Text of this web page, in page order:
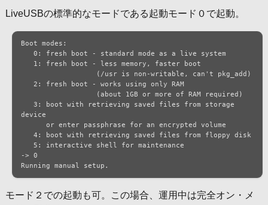
LiveUSBの標準的なモードである起動モード０で起動。
Boot modes:
   0: fresh boot - standard mode as a live system
   2: fresh boot - works using only RAM
   3: boot with retrieving saved files from storage
device
      or enter passphrase for an encrypted volume
   4: boot with retrieving saved files from floppy disk
   5: interactive shell for maintenance
-> 0
Running manual setup.
モード２での起動も可。この場合、運用中は完全オン・メ